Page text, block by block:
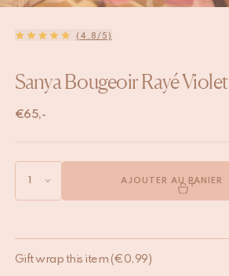
(4.8/5)
Sanya Bougeoir Rayé Violet
€65,-
AJOUTER AU PANIER
Gift wrap this item (€0,99)